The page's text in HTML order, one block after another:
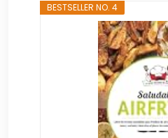
BESTSELLER NO. 4